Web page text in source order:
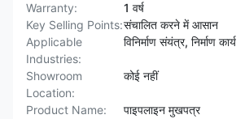
Warranty:
1 वर्ष
Key Selling Points:संचालित करने में आसान
Applicable
Industries:
विनिर्माण संयंत्र, निर्माण कार्य
Showroom
Location:
कोई नहीं
Product Name:
पाइपलाइन मुखपत्र